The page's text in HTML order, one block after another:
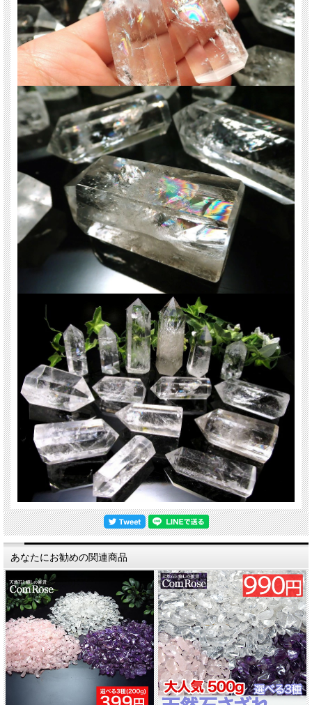
ご注意事項
※天然石ですので石によっては、内包物が入る場合、またサシやクラックの入り
方などで一点一点個体差がございます。
※天然の水晶ですので、根元などに多少の欠けやクラックがある場合がございま
す。ご了承くださいませ。
※尚、ポイントの先端に欠け予防のボンドがついている場合がありますが、手で
取れますので、取ってお使い下さい。
※重さ別での出品となる為、ポイントの長さ・太さには個体差がございます。ご
了承くださいませ。
最後にあなたに幸福が訪れますように(*^_^*)
関連キーワード
天然石 パワーストーン 海外直輸入 バイヤー厳選 プレゼント ギフト メンズ レデ
ィース 卸し 卸価格 実店舗 ハンドメイド サイズ直し コムローズ comrose
あなたにお勧めの関連商品